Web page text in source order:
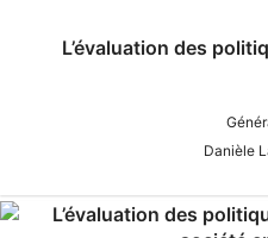
L’évaluation des
Danièle